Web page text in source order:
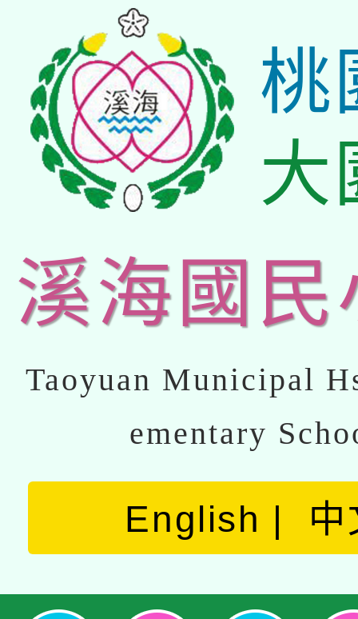
桃
大
溪海國民
Taoyuan Municipal
ementary
English 中